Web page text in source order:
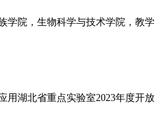
学院，生物科学与技术学院，教学
用湖北省重点实验室2023年度开放